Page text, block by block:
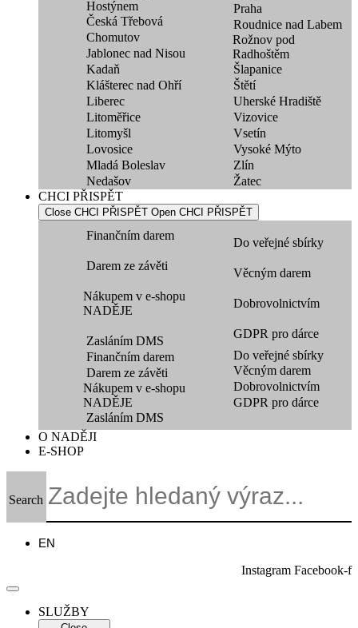
Hostýnem
Česká Třebová
Chomutov
Jablonec nad Nisou
Kadaň
Klášterec nad Ohří
Liberec
Litoměřice
Litomyšl
Lovosice
Mladá Boleslav
Nedašov
Praha
Roudnice nad Labem
Rožnov pod
Radhoštěm
Šlapanice
Štětí
Uherské Hradiště
Vizovice
Vsetín
Vysoké Mýto
Zlín
Žatec
CHCI PŘISPĚT
Close CHCI PŘISPĚT Open CHCI PŘISPĚT
Finančním darem
Darem ze závěti
Nákupem v e-shopu
NADĚJE
Zasláním DMS
Do veřejné sbírky
Věcným darem
Dobrovolnictvím
GDPR pro dárce
Finančním darem
Darem ze závěti
Nákupem v e-shopu
NADĚJE
Zasláním DMS
Do veřejné sbírky
Věcným darem
Dobrovolnictvím
GDPR pro dárce
O NADĚJI
E-SHOP
Search
EN
Instagram Facebook-f
SLUŽBY